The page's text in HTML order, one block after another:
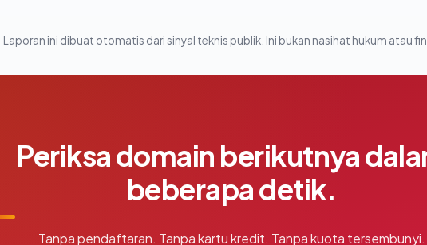
Laporan ini dibuat otomatis dari sinyal teknis publik. Ini bukan nasihat hukum atau
Periksa domain berikutnya
beberapa detik.
Tanpa pendaftaran. Tanpa kartu kredit. Tanpa kuota tersembunyi.